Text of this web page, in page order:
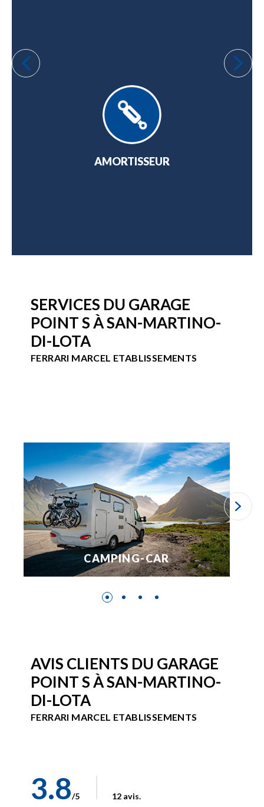
AMORTISSEUR
SERVICES DU GARAGE
POINT S À SAN-MARTINO-
DI-LOTA
FERRARI MARCEL ETABLISSEMENTS
CAMPING-CAR
AVIS CLIENTS DU GARAGE
POINT S À SAN-MARTINO-
DI-LOTA
FERRARI MARCEL ETABLISSEMENTS
3.8/5 12 avis.